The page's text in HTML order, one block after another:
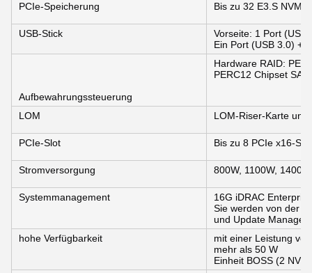
PCIe-Speicherung
Bis zu 32 E3.S
USB-Stick
Vorseite: 1 Port (USB
Ein Port (USB 3.0) +
Aufbewahrungssteuerung
Hardware RAID:
PERC12 Chipset
LOM LOM-Riser-Karte und
PCIe-Slot Bis zu 8 PCIe x16-
Stromversorgung 800W, 1100W,
Systemmanagement
16G iDRAC
Sie werden von der
und Update
hohe Verfügbarkeit
mit einer Leistung
mehr als 50 W
Einheit BOSS (2